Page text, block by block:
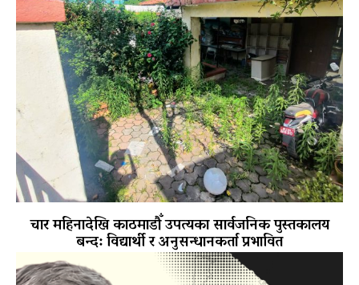
चार महिनादेखि काठमाडौँ उपत्यका सार्वजनिक पुस्तकालय
बन्द: विद्यार्थी र अनुसन्धानकर्ता प्रभावित